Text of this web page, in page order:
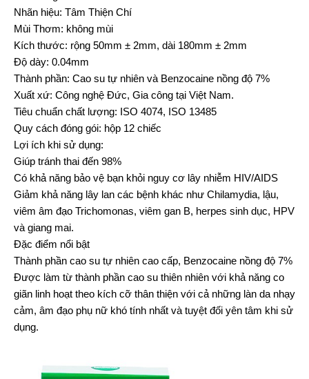
Nhãn hiệu: Tâm Thiện Chí
Mùi Thơm: không mùi
Kích thước: rộng 50mm ± 2mm, dài 180mm ± 2mm
Độ dày: 0.04mm
Thành phần: Cao su tự nhiên và Benzocaine nồng độ 7%
Xuất xứ: Công nghệ Đức, Gia công tại Việt Nam.
Tiêu chuẩn chất lượng: ISO 4074, ISO 13485
Quy cách đóng gói: hộp 12 chiếc
Lợi ích khi sử dụng:
Giúp tránh thai đến 98%
Có khả năng bảo vệ bạn khỏi nguy cơ lây nhiễm HIV/AIDS
Giảm khả năng lây lan các bệnh khác như Chilamydia, lậu,
viêm âm đạo Trichomonas, viêm gan B, herpes sinh dục, HPV
và giang mai.
Đặc điểm nổi bật
Thành phần cao su tự nhiên cao cấp, Benzocaine nồng độ 7%
Được làm từ thành phần cao su thiên nhiên với khả năng co
giãn linh hoạt theo kích cỡ thân thiện với cả những làn da nhạy
cảm, âm đạo phụ nữ khó tính nhất và tuyệt đối yên tâm khi sử
dụng.